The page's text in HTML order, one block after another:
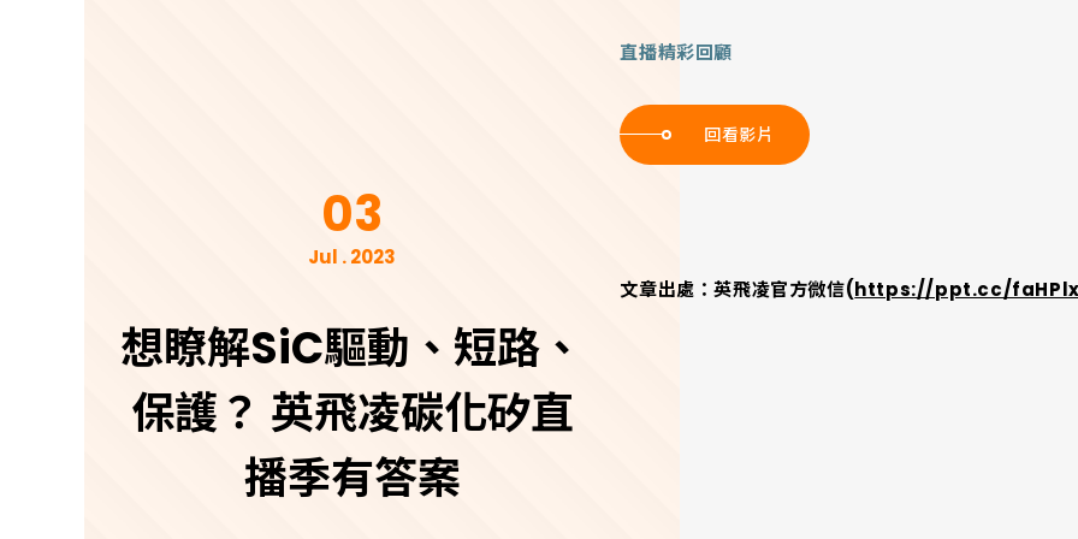
03
Jul . 2023
想瞭解SiC驅動、短路、
保護？ 英飛凌碳化矽直
播季有答案
直播精彩回顧
回看影片
文章出處：英飛凌官方微信(https://ppt.cc/